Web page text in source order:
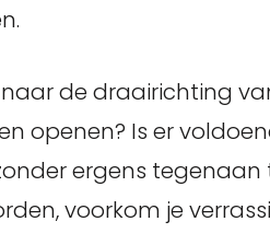
de draairichting
openen? Is er
ergens tegenaan
voorkom je